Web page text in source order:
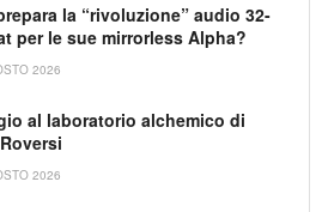
la “rivoluzione” audio 32-
per le sue mirrorless Alpha?
2026
al laboratorio alchemico di
2026